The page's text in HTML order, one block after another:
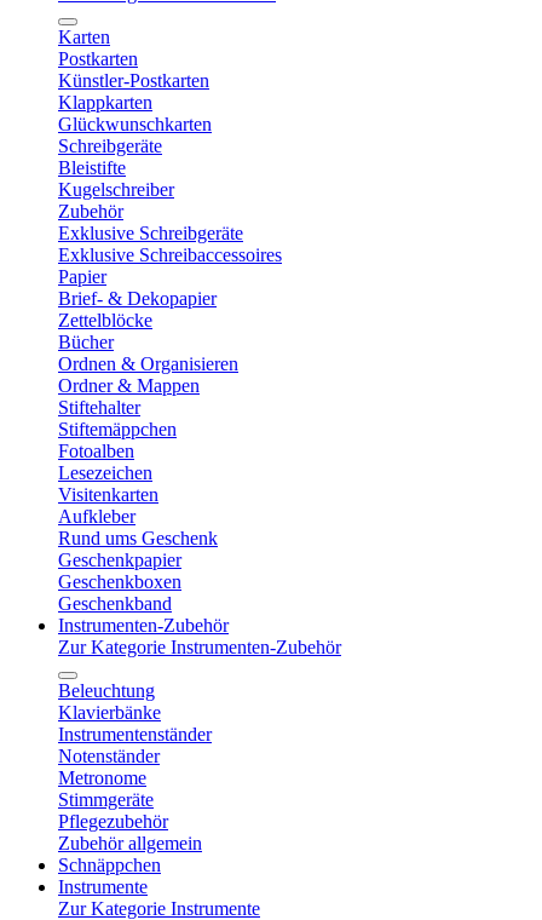
Karten
Postkarten
Künstler-Postkarten
Klappkarten
Glückwunschkarten
Schreibgeräte
Bleistifte
Kugelschreiber
Zubehör
Exklusive Schreibgeräte
Exklusive Schreibaccessoires
Papier
Brief- & Dekopapier
Zettelblöcke
Bücher
Ordnen & Organisieren
Ordner & Mappen
Stiftehalter
Stiftemäppchen
Fotoalben
Lesezeichen
Visitenkarten
Aufkleber
Rund ums Geschenk
Geschenkpapier
Geschenkboxen
Geschenkband
Instrumenten-Zubehör
Zur Kategorie Instrumenten-Zubehör
Beleuchtung
Klavierbänke
Instrumentenständer
Notenständer
Metronome
Stimmgeräte
Pflegezubehör
Zubehör allgemein
Schnäppchen
Instrumente
Zur Kategorie Instrumente